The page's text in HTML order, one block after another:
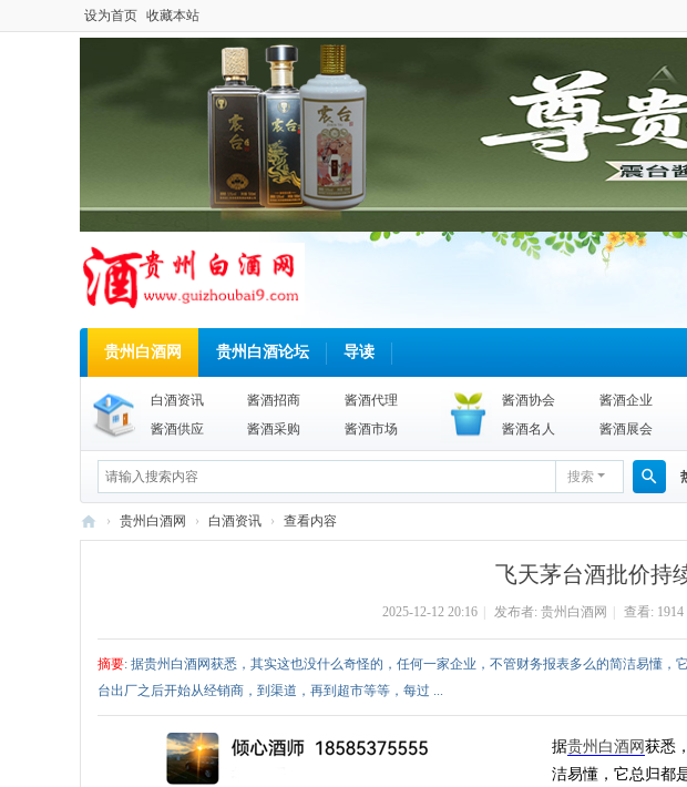
设为首页 收藏本站
贵州白酒网 贵州白酒论坛 导读
白酒资讯 酱酒招商
酱酒代理
酱酒供应
酱酒采购 酱酒市场
酱酒协会 酱酒企业
酱酒名人
酱酒展会
搜索
搜
索
› 贵州白酒网 › 白酒资讯 › 查看内容
飞天茅台酒批价持
2025-12-12 20:16 发布者: 贵州白酒网 查看: 1914
摘要: 据贵州白酒网获悉，其实这也没什么奇怪的，任何一家企业，不管财务报表多么的简洁易懂
台出厂之后开始从经销商，到渠道，再到超市等等，每过 ...
据贵州白酒网 获悉
洁易懂，它总归都